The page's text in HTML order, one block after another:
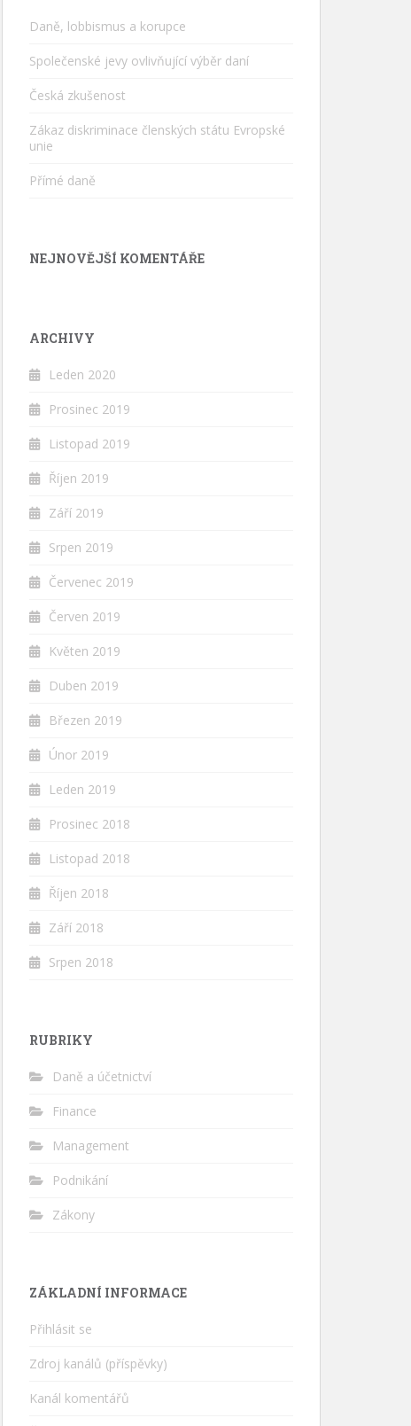
Daně, lobbismus a korupce
Společenské jevy ovlivňující výběr daní
Česká zkušenost
Zákaz diskriminace členských státu Evropské
unie
Přímé daně
NEJNOVĚJŠÍ KOMENTÁŘE
ARCHIVY
Leden 2020
Prosinec 2019
Listopad 2019
Říjen 2019
Září 2019
Srpen 2019
Červenec 2019
Červen 2019
Květen 2019
Duben 2019
Březen 2019
Únor 2019
Leden 2019
Prosinec 2018
Listopad 2018
Říjen 2018
Září 2018
Srpen 2018
RUBRIKY
Daně a účetnictví
Finance
Management
Podnikání
Zákony
ZÁKLADNÍ INFORMACE
Přihlásit se
Zdroj kanálů (příspěvky)
Kanál komentářů